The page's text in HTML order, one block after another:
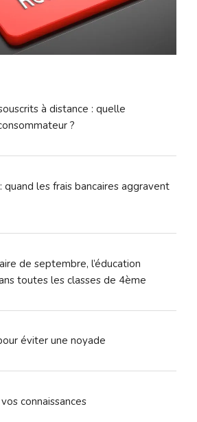
à distance : quelle
?
quand les frais bancaires aggravent
de septembre, l’éducation
toutes les classes de 4ème
éviter une noyade
connaissances